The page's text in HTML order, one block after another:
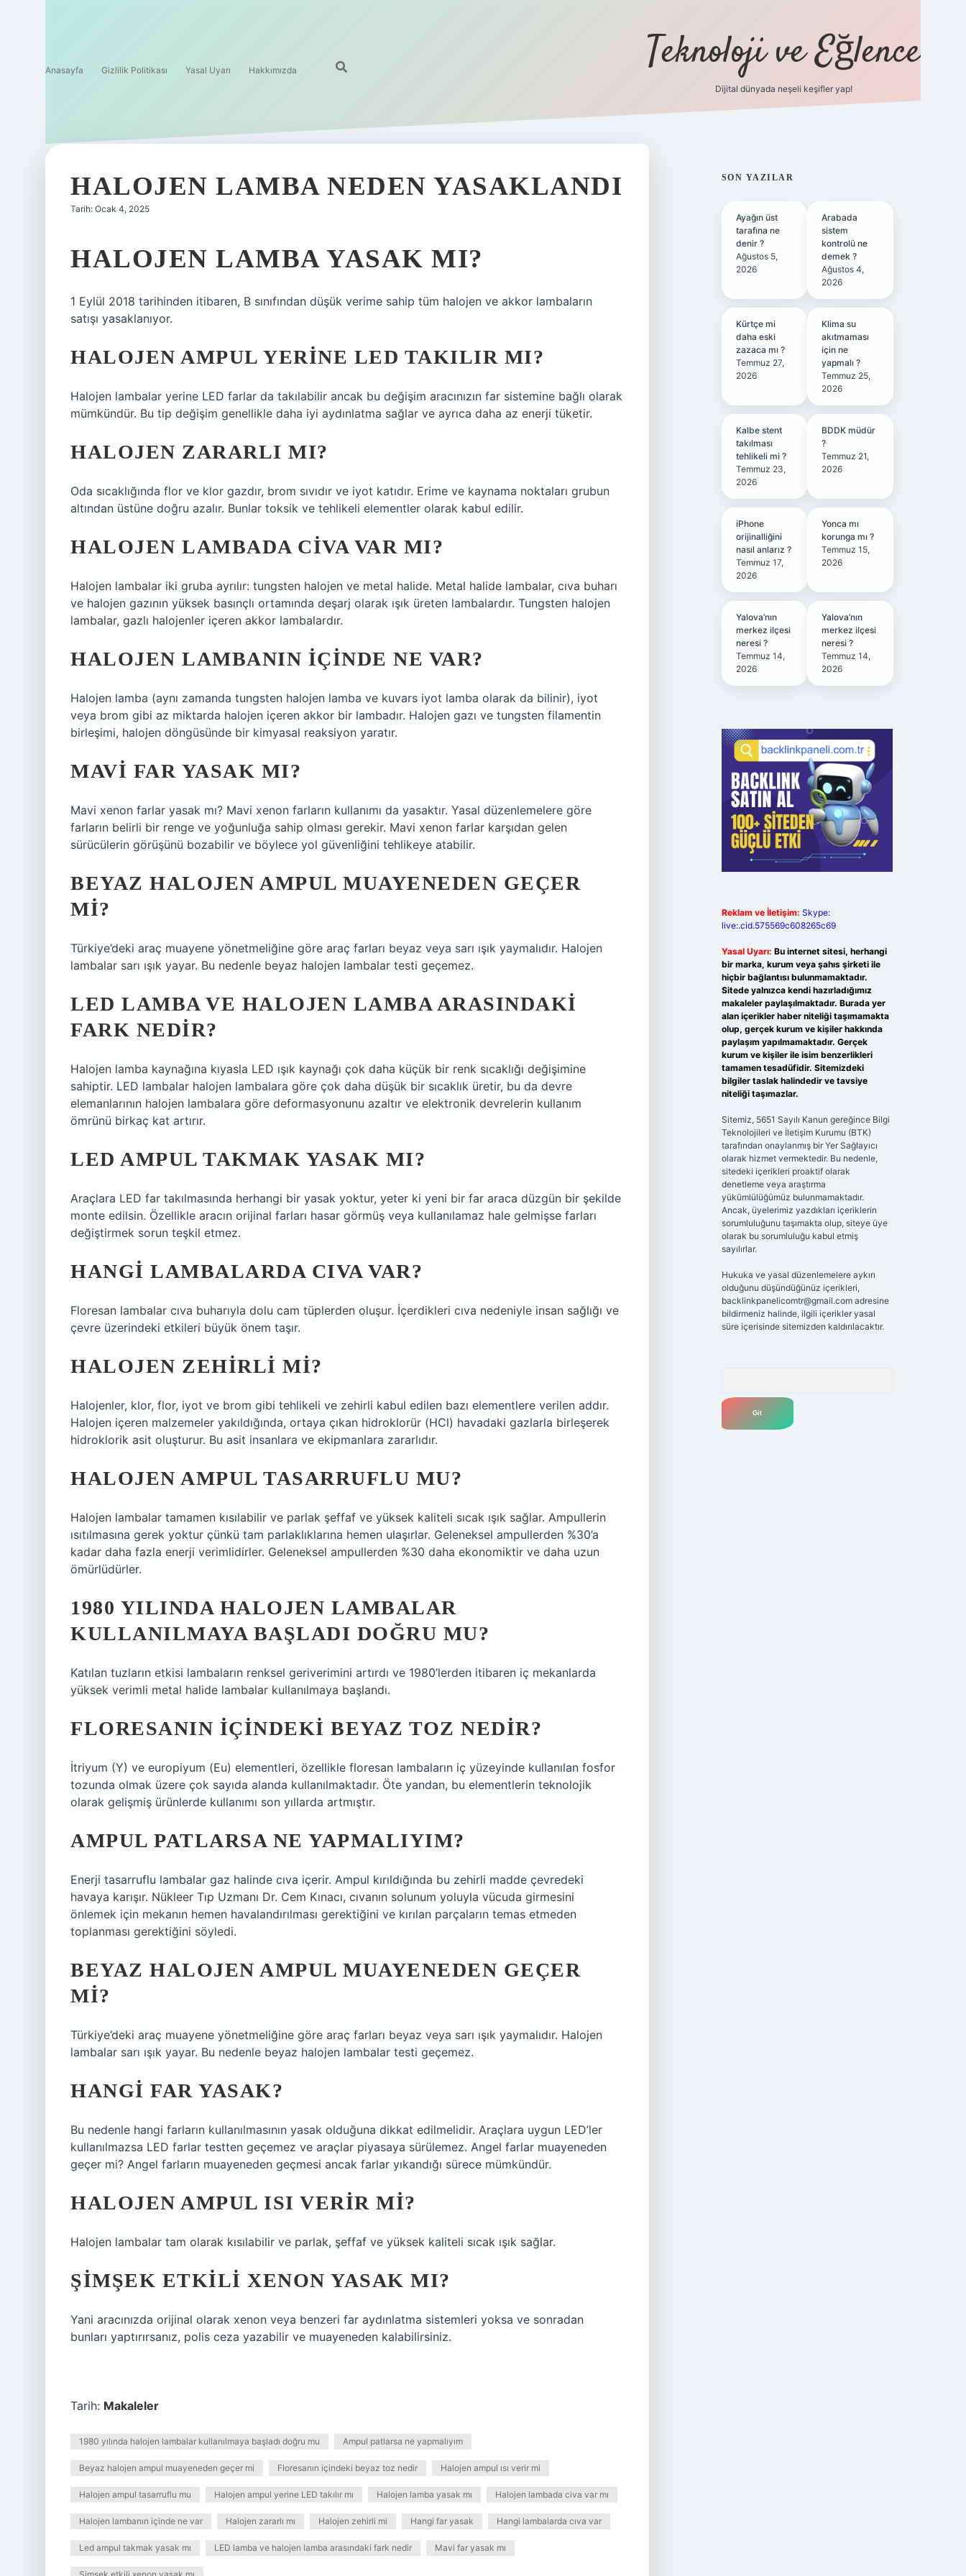
Anasayfa Gizlilik Politikası Yasal Uyarı Hakkımızda Teknoloji ve Eğlence
Dijital dünyada neşeli keşifler yap!
HALOJEN LAMBA NEDEN YASAKLANDI
Tarih: Ocak 4, 2025
HALOJEN LAMBA YASAK MI?
1 Eylül 2018 tarihinden itibaren, B sınıfından düşük verime sahip tüm halojen ve akkor lambaların
satışı yasaklanıyor.
HALOJEN AMPUL YERINE LED TAKILIR MI?
Halojen lambalar yerine LED farlar da takılabilir ancak bu değişim aracınızın far sistemine bağlı olarak
mümkündür. Bu tip değişim genellikle daha iyi aydınlatma sağlar ve ayrıca daha az enerji tüketir.
HALOJEN ZARARLI MI?
Oda sıcaklığında flor ve klor gazdır, brom sıvıdır ve iyot katıdır. Erime ve kaynama noktaları grubun
altından üstüne doğru azalır. Bunlar toksik ve tehlikeli elementler olarak kabul edilir.
HALOJEN LAMBADA CIVA VAR MI?
Halojen lambalar iki gruba ayrılır: tungsten halojen ve metal halide. Metal halide lambalar, cıva buharı
ve halojen gazının yüksek basınçlı ortamında deşarj olarak ışık üreten lambalardır. Tungsten halojen
lambalar, gazlı halojenler içeren akkor lambalardır.
HALOJEN LAMBANIN IÇINDE NE VAR?
Halojen lamba (aynı zamanda tungsten halojen lamba ve kuvars iyot lamba olarak da bilinir), iyot
veya brom gibi az miktarda halojen içeren akkor bir lambadır. Halojen gazı ve tungsten filamentin
birleşimi, halojen döngüsünde bir kimyasal reaksiyon yaratır.
MAVI FAR YASAK MI?
Mavi xenon farlar yasak mı? Mavi xenon farların kullanımı da yasaktır. Yasal düzenlemelere göre
farların belirli bir renge ve yoğunluğa sahip olması gerekir. Mavi xenon farlar karşıdan gelen
sürücülerin görüşünü bozabilir ve böylece yol güvenliğini tehlikeye atabilir.
BEYAZ HALOJEN AMPUL MUAYENEDEN GEÇER
MI?
Türkiye’deki araç muayene yönetmeliğine göre araç farları beyaz veya sarı ışık yaymalıdır. Halojen
lambalar sarı ışık yayar. Bu nedenle beyaz halojen lambalar testi geçemez.
LED LAMBA VE HALOJEN LAMBA ARASINDAKI
FARK NEDIR?
Halojen lamba kaynağına kıyasla LED ışık kaynağı çok daha küçük bir renk sıcaklığı değişimine
sahiptir. LED lambalar halojen lambalara göre çok daha düşük bir sıcaklık üretir, bu da devre
elemanlarının halojen lambalara göre deformasyonunu azaltır ve elektronik devrelerin kullanım
ömrünü birkaç kat artırır.
LED AMPUL TAKMAK YASAK MI?
Araçlara LED far takılmasında herhangi bir yasak yoktur, yeter ki yeni bir far araca düzgün bir şekilde
monte edilsin. Özellikle aracın orijinal farları hasar görmüş veya kullanılamaz hale gelmişse farları
değiştirmek sorun teşkil etmez.
HANGI LAMBALARDA CIVA VAR?
Floresan lambalar cıva buharıyla dolu cam tüplerden oluşur. İçerdikleri cıva nedeniyle insan sağlığı ve
çevre üzerindeki etkileri büyük önem taşır.
HALOJEN ZEHIRLI MI?
Halojenler, klor, flor, iyot ve brom gibi tehlikeli ve zehirli kabul edilen bazı elementlere verilen addır.
Halojen içeren malzemeler yakıldığında, ortaya çıkan hidroklorür (HCl) havadaki gazlarla birleşerek
hidroklorik asit oluşturur. Bu asit insanlara ve ekipmanlara zararlıdır.
HALOJEN AMPUL TASARRUFLU MU?
Halojen lambalar tamamen kısılabilir ve parlak şeffaf ve yüksek kaliteli sıcak ışık sağlar. Ampullerin
ısıtılmasına gerek yoktur çünkü tam parlaklıklarına hemen ulaşırlar. Geleneksel ampullerden %30’a
kadar daha fazla enerji verimlidirler. Geleneksel ampullerden %30 daha ekonomiktir ve daha uzun
ömürlüdürler.
1980 YILINDA HALOJEN LAMBALAR
KULLANILMAYA BAŞLADI DOĞRU MU?
Katılan tuzların etkisi lambaların renksel geriverimini artırdı ve 1980’lerden itibaren iç mekanlarda
yüksek verimli metal halide lambalar kullanılmaya başlandı.
FLORESANIN IÇINDEKI BEYAZ TOZ NEDIR?
İtriyum (Y) ve europiyum (Eu) elementleri, özellikle floresan lambaların iç yüzeyinde kullanılan fosfor
tozunda olmak üzere çok sayıda alanda kullanılmaktadır. Öte yandan, bu elementlerin teknolojik
olarak gelişmiş ürünlerde kullanımı son yıllarda artmıştır.
AMPUL PATLARSA NE YAPMALIYIM?
Enerji tasarruflu lambalar gaz halinde cıva içerir. Ampul kırıldığında bu zehirli madde çevredeki
havaya karışır. Nükleer Tıp Uzmanı Dr. Cem Kınacı, cıvanın solunum yoluyla vücuda girmesini
önlemek için mekanın hemen havalandırılması gerektiğini ve kırılan parçaların temas etmeden
toplanması gerektiğini söyledi.
BEYAZ HALOJEN AMPUL MUAYENEDEN GEÇER
MI?
Türkiye’deki araç muayene yönetmeliğine göre araç farları beyaz veya sarı ışık yaymalıdır. Halojen
lambalar sarı ışık yayar. Bu nedenle beyaz halojen lambalar testi geçemez.
HANGI FAR YASAK?
Bu nedenle hangi farların kullanılmasının yasak olduğuna dikkat edilmelidir. Araçlara uygun LED’ler
kullanılmazsa LED farlar testten geçemez ve araçlar piyasaya sürülemez. Angel farlar muayeneden
geçer mi? Angel farların muayeneden geçmesi ancak farlar yıkandığı sürece mümkündür.
HALOJEN AMPUL ISI VERIR MI?
Halojen lambalar tam olarak kısılabilir ve parlak, şeffaf ve yüksek kaliteli sıcak ışık sağlar.
ŞIMŞEK ETKILI XENON YASAK MI?
Yani aracınızda orijinal olarak xenon veya benzeri far aydınlatma sistemleri yoksa ve sonradan
bunları yaptırırsanız, polis ceza yazabilir ve muayeneden kalabilirsiniz.
Tarih: Makaleler
1980 yılında halojen lambalar kullanılmaya başladı doğru mu Ampul patlarsa ne yapmalıyım
Beyaz halojen ampul muayeneden geçer mi Floresanın içindeki beyaz toz nedir Halojen ampul ısı verir mi
Halojen ampul tasarruflu mu Halojen ampul yerine LED takılır mı Halojen lamba yasak mı Halojen lambada civa var mı
Halojen lambanın içinde ne var Halojen zararlı mı Halojen zehirli mi Hangi far yasak Hangi lambalarda cıva var
Led ampul takmak yasak mı LED lamba ve halojen lamba arasındaki fark nedir Mavi far yasak mı
SIDEBAR
SON YAZILAR
Ayağın üst
tarafına ne
denir ?
Ağustos 5,
2026
Arabada
sistem
kontrolü ne
demek ?
Ağustos 4,
2026
Kürtçe mi
daha eski
zazaca mı ?
Temmuz 27,
2026
Klima su
akıtmaması
için ne
yapmalı ?
Temmuz 25,
2026
Kalbe stent
takılması
tehlikeli mi ?
Temmuz 23,
2026
BDDK müdür
?
Temmuz 21,
2026
iPhone
orijinalliğini
nasıl anlarız ?
Temmuz 17,
2026
Yonca mı
korunga mı ?
Temmuz 15,
2026
Yalova’nın
merkez ilçesi
neresi ?
Temmuz 14,
2026
Yalova’nın
merkez ilçesi
neresi ?
Temmuz 14,
2026
Reklam ve İletişim: Skype:
live:.cid.575569c608265c69
Yasal Uyarı: Bu internet sitesi, herhangi
bir marka, kurum veya şahıs şirketi ile
hiçbir bağlantısı bulunmamaktadır.
Sitede yalnızca kendi hazırladığımız
makaleler paylaşılmaktadır. Burada yer
alan içerikler haber niteliği taşımamakta
olup, gerçek kurum ve kişiler hakkında
paylaşım yapılmamaktadır. Gerçek
kurum ve kişiler ile isim benzerlikleri
tamamen tesadüfidir. Sitemizdeki
bilgiler taslak halindedir ve tavsiye
niteliği taşımazlar.
Sitemiz, 5651 Sayılı Kanun gereğince Bilgi
Teknolojileri ve İletişim Kurumu (BTK)
tarafından onaylanmış bir Yer Sağlayıcı
olarak hizmet vermektedir. Bu nedenle,
sitedeki içerikleri proaktif olarak
denetleme veya araştırma
yükümlülüğümüz bulunmamaktadır.
Ancak, üyelerimiz yazdıkları içeriklerin
sorumluluğunu taşımakta olup, siteye üye
olarak bu sorumluluğu kabul etmiş
sayılırlar.
Hukuka ve yasal düzenlemelere aykırı
olduğunu düşündüğünüz içerikleri,
backlinkpanelicomtr@gmail.comadresine
bildirmeniz halinde, ilgili içerikler yasal
süre içerisinde sitemizden kaldırılacaktır.